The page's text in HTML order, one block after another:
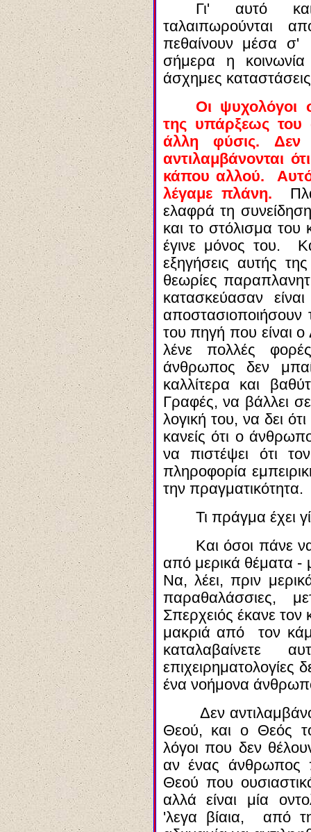
Γι' αυτόκαι
ταλαιπωρούνται
πεθαίνουν μέσα σ'
σήμερα η
άσχημες
Οι ψυχολόγοι
της υπάρξεως
άλλη φύσις. Δεν
αντιλαμβάνονται
κάπου αλλού. Αυτό
λέγαμε πλάνη.
ελαφρά τη
και το στόλισμα
έγινε μόνος του.
εξηγήσεις αυτής
θεωρίες
κατασκεύασαν
αποστασιοποιήσουν
του πηγή που είναι
λένε πολλές
άνθρωπος δεν
καλλίτερα και
Γραφές, να βάλλει
λογική του, να δει
κανείς ότι ο
να πιστέψει ότι
πληροφορία
την πραγματικότητα.
Τι πράγμα έχει
Και όσοι πάνε
από μερικά θέματα -
Να, λέει, πριν
παραθαλάσσιες,
Σπερχειός έκανε
μακριά από τον
καταλαβαίνετε
επιχειρηματολογίες
ένα νοήμονα
Δεν
Θεού, και ο Θεός
λόγοι που δεν
αν ένας άνθρωπος
Θεού που
αλλά είναι μία
'λεγα βίαια, από